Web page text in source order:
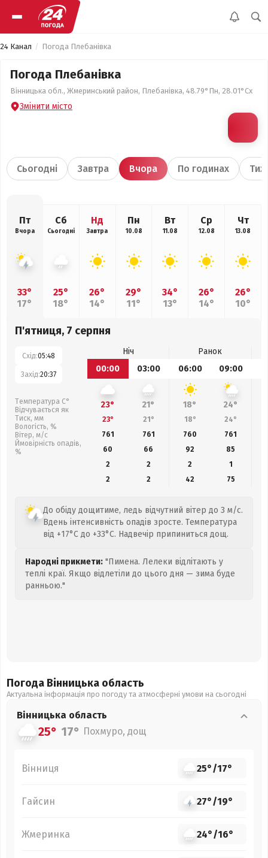
24 Канал Погода Плебанівка
Погода Плебанівка
Вінницька обл., Жмеринський район, Плебанівка, 48.79°Пн, 28.01°Сх
Змінити місто
Сьогодні Завтра Вчора По годинах
Пт
Вчора
33°
17°
Сб
Сьогодні
25°
18°
Нд
Завтра
26°
14°
Пн
10.08
29°
11°
Вт
11.08
34°
13°
Ср
12.08
26°
14°
Чт
13.08
26°
10°
П'ятниця, 7 серпня
Схід:05:48
Захід:20:37
Температура С°
Відчувається як
Тиск, мм
Вологість, %
Вітер, м/с
Ймовірність опадів,
%
Ніч
Ранок
00:00
03:00 06:00 09:00
23° 21° 18° 24°
23° 21° 18° 24°
761
761 760 761
60
66 92 85
2
2 2
1
2
2 42 75
До обіду дощитиме, ледь відчутний вітер до 3 м/с.
Вдень інтенсивність опадів зросте. Температура
від +17°C до +33°C. Надвечір припиниться дощ.
Народні прикмети: "Пимена. Лелеки відлітають у
теплі краї. Якщо відлетіли до цього дня — зима буде
ранньою."
Погода Вінницька область
Актуальна інформація про погоду та атмосферні умови на сьогодні
Вінницька область
25° 17° Похмуро, дощ
Вінниця 25°/17°
Гайсин 27°/19°
Жмеринка 24°/16°